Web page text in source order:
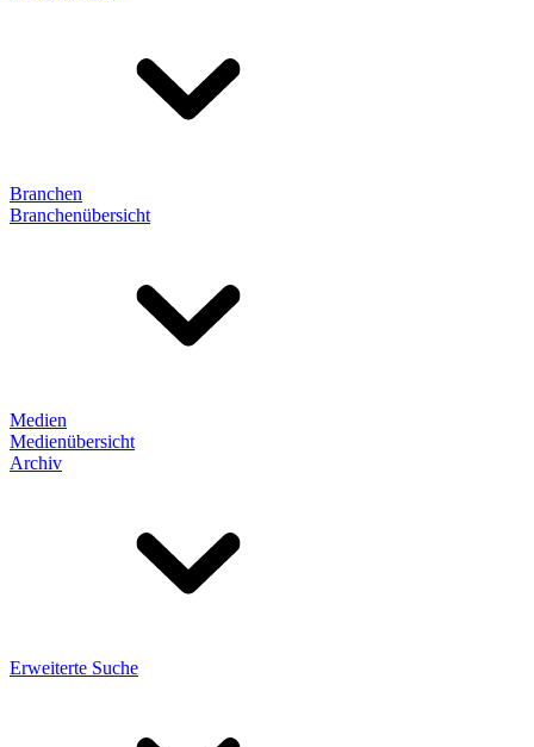
Branchen
Branchenübersicht
Medien
Medienübersicht
Archiv
Erweiterte Suche